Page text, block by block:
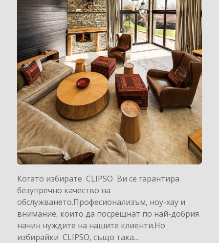
Когато избирате CLIPSO Ви се гарантира
безупречно качество на
обслужването.Професионализъм, ноу-хау и
внимание, които да посрещнат по най-добрия
начин нуждите на нашите клиенти.Но
избирайки CLIPSO, също така...